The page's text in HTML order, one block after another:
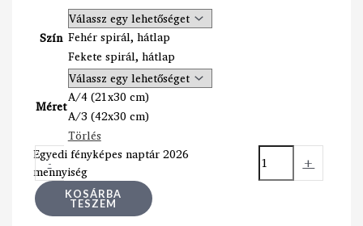
Szín Fehér spirál, hátlap
Fekete spirál, hátlap
Méret
A/4 (21x30 cm)
A/3 (42x30 cm)
Törlés
-
Egyedi fényképes naptár 2026
mennyiség
+
KOSÁRBA
TESZEM